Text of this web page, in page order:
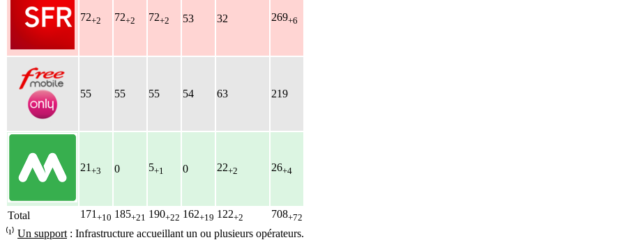
72+2 72+2 72+2 53 32 269+6
55 55 55 54 63 219
21 +3 0 5+1 0 22+2 26+4
Total 171 +10 185+21 190+22 162+19 122+2 708+72
⁽¹⁾ Un support : Infrastructure accueillant un ou plusieurs opérateurs.